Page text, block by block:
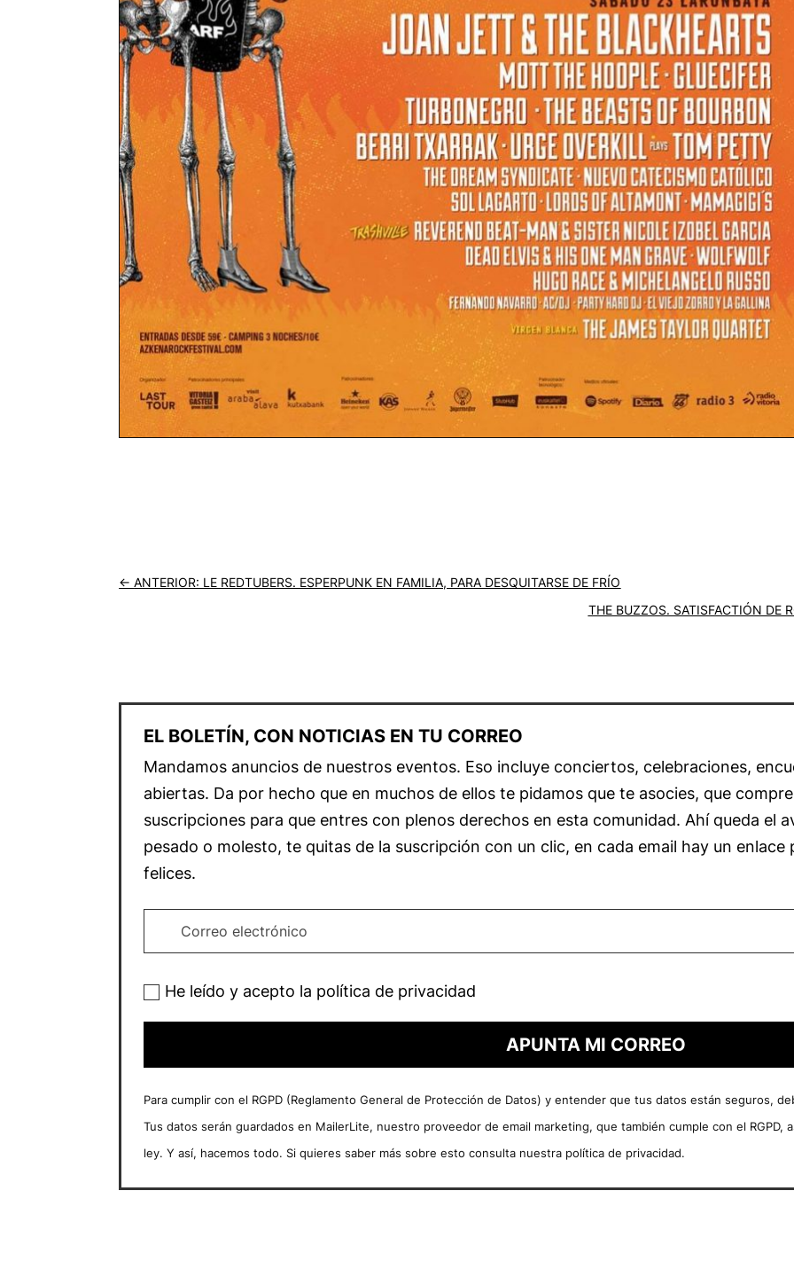
←ANTERIOR: LE REDTUBERS. ESPERPUNK EN FAMILIA, PARA DESQUITARSE DE FRÍO
THE BUZZOS. SATISFACTIÓN DE
EL BOLETÍN, CON NOTICIAS EN TU CORREO
Mandamos anuncios de nuestros eventos. Eso incluye conciertos, celebraciones,
abiertas. Da por hecho que en muchos de ellos te pidamos que te asocies, que
suscripciones para que entres con plenos derechos en esta comunidad. Ahí queda el
pesado o molesto, te quitas de la suscripción con un clic, en cada email hay un
felices.
He leído y acepto la política de privacidad
APUNTA MI CORREO
Para cumplir con el RGPD (Reglamento General de Protección de Datos) y entender que tus datos están seguros,
Tus datos serán guardados en MailerLite, nuestro proveedor de email marketing, que también cumple con el RGPD,
ley. Y así, hacemos todo. Si quieres saber más sobre esto consulta nuestra política de privacidad.